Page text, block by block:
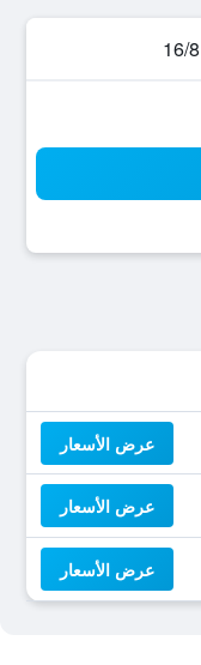
عرض الأسعار
عرض الأسعار
عرض الأسعار